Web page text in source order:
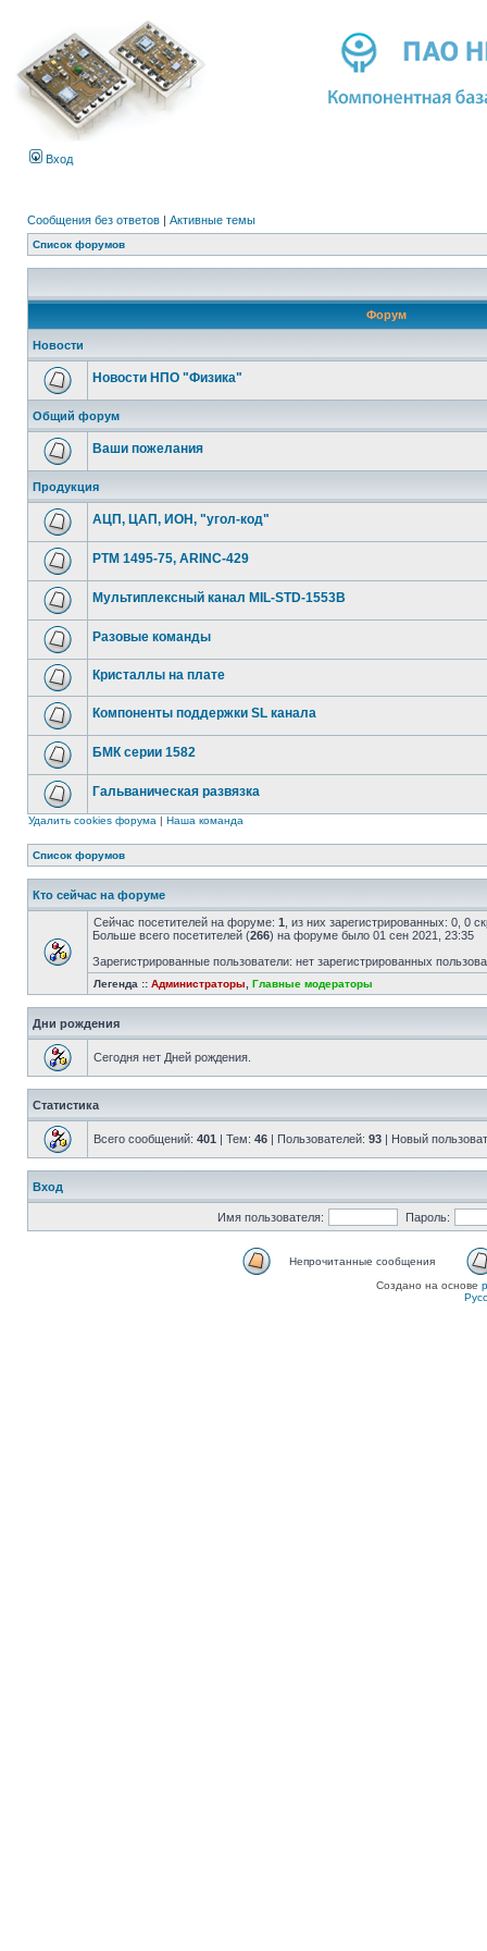
Вход
Сообщения без ответов | Активные темы
Список форумов
Форум
Новости
Новости НПО "Физика"
Общий форум
Ваши пожелания
Продукция
АЦП, ЦАП, ИОН, "угол-код"
РТМ 1495-75, ARINC-429
Мультиплексный канал MIL-STD-1553B
Разовые команды
Кристаллы на плате
Компоненты поддержки SL канала
БМК серии 1582
Гальваническая развязка
Удалить cookies форума | Наша команда
Список форумов
Кто сейчас на форуме
Сейчас посетителей на форуме: 1 , из них зарегистрированных: 0, 0
Больше всего посетителей (266) на форуме было 01 сен 2021, 23:35
Зарегистрированные пользователи: нет зарегистрированных
Легенда :: Администраторы Главные модераторы
Дни рождения
Сегодня нет Дней рождения.
Статистика
Всего сообщений: 401 | Тем: 46 | Пользователей: 93 | Новый
Вход
Имя пользователя: Пароль:
Непрочитанные сообщения
Создано на основе